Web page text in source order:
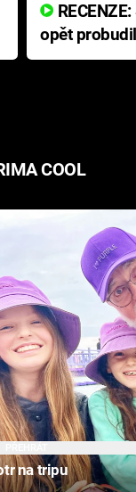
opět
přichází s
COOL
na tripu